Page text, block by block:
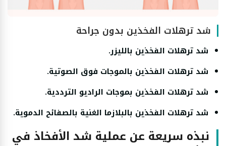
شد ترهلات الفخذين بدون جراحة
شد ترهلات الفخذين بالليزر.
شد ترهلات الفخذين بالموجات فوق الصوتية.
شد ترهلات الفخذين بموجات الراديو الترددية.
شد ترهلات الفخذين بالبلازما الغنية بالصفائح الدموية.
نبذه سريعة عن عملية شد الأفخاذ في